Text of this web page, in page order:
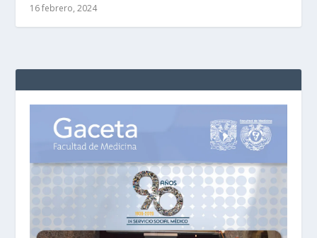
16 febrero, 2024